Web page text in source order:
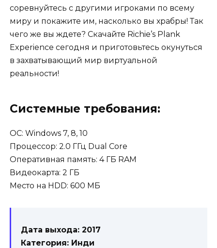
соревнуйтесь с другими игроками по всему
миру и покажите им, насколько вы храбры! Так
чего же вы ждете? Скачайте Richie’s Plank
Experience сегодня и приготовьтесь окунуться
в захватывающий мир виртуальной
реальности!
Системные требования:
OC: Windows 7, 8, 10
Процессор: 2.0 ГГц Dual Core
Оперативная память: 4 ГБ RAM
Видеокарта: 2 ГБ
Место на HDD: 600 МБ
Дата выхода: 2017
Категория: Инди